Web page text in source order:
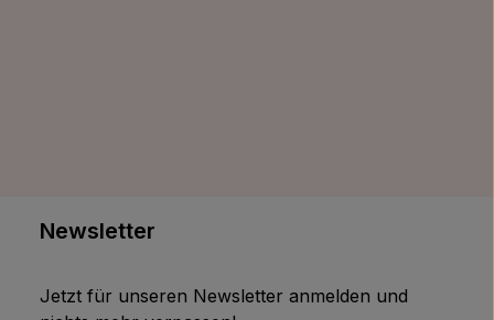
Newsletter
Jetzt für unseren Newsletter anmelden und